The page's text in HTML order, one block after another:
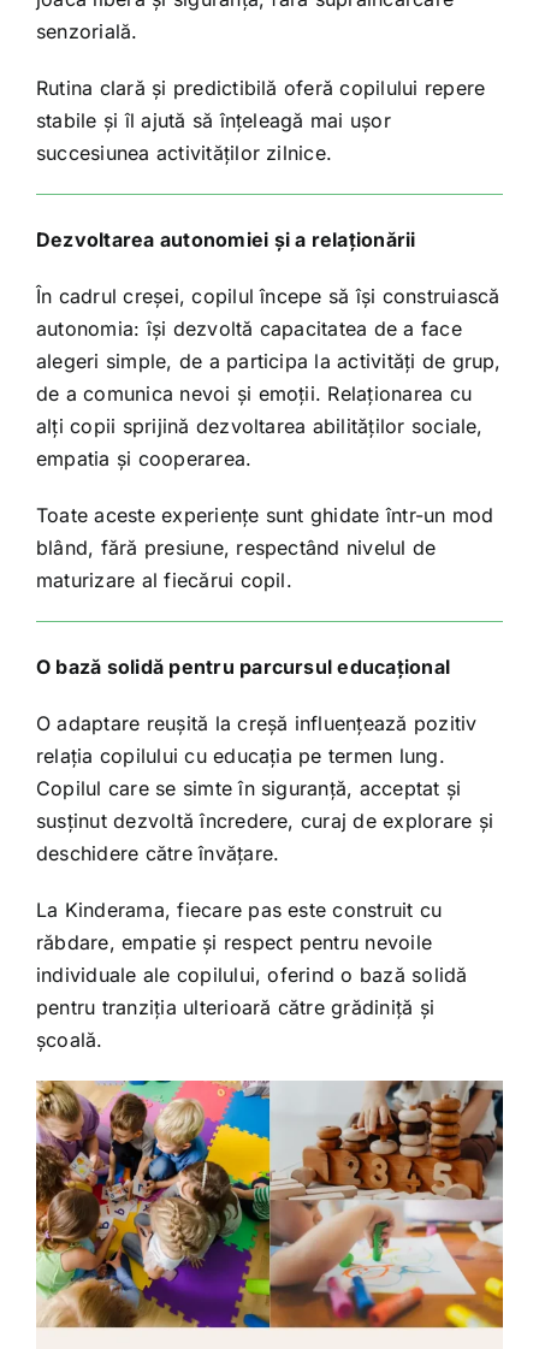
senzorială.
Rutina clară și predictibilă oferă copilului repere
stabile și îl ajută să înțeleagă mai ușor
succesiunea activităților zilnice.
Dezvoltarea autonomiei și a relaționării
În cadrul creșei, copilul începe să își construiască
autonomia: își dezvoltă capacitatea de a face
alegeri simple, de a participa la activități de grup,
de a comunica nevoi și emoții. Relaționarea cu
alți copii sprijină dezvoltarea abilităților sociale,
empatia și cooperarea.
Toate aceste experiențe sunt ghidate într-un mod
blând, fără presiune, respectând nivelul de
maturizare al fiecărui copil.
O bază solidă pentru parcursul educațional
O adaptare reușită la creșă influențează pozitiv
relația copilului cu educația pe termen lung.
Copilul care se simte în siguranță, acceptat și
susținut dezvoltă încredere, curaj de explorare și
deschidere către învățare.
La Kinderama, fiecare pas este construit cu
răbdare, empatie și respect pentru nevoile
individuale ale copilului, oferind o bază solidă
pentru tranziția ulterioară către grădiniță și
școală.